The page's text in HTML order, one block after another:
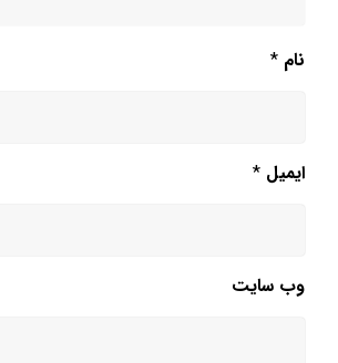
نام *
ایمیل *
وب‌ سایت